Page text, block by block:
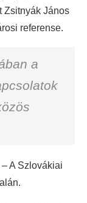
Zsitnyák János
referense.
a
A Szlovákiai